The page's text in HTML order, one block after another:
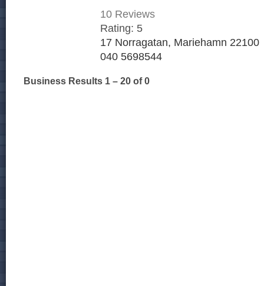
10 Reviews
Rating: 5
17 Norragatan, Mariehamn 22100
040 5698544
Business Results 1 – 20 of 0